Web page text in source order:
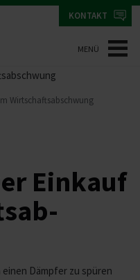
MENÜ
KONTAKT
Wirtschaftsabschwung
Einkauf
Dämpfer zu spüren